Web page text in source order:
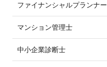
ファイナンシャルプランナー
マンション管理士
中小企業診断士